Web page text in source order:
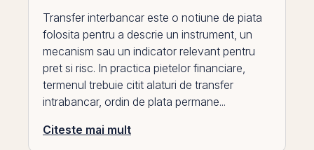
Transfer interbancar este o notiune de piata
folosita pentru a descrie un instrument, un
mecanism sau un indicator relevant pentru
pret si risc. In practica pietelor financiare,
termenul trebuie citit alaturi de transfer
intrabancar, ordin de plata permane...
Citeste mai mult